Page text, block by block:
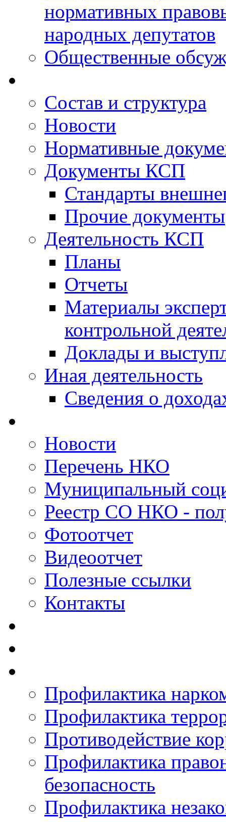
нормативных
народных депутатов
Общественные
Состав и структура
Новости
Нормативные
Документы КСП
Стандарты
Прочие документы
Деятельность КСП
Планы
Отчеты
Материалы
контрольной
Доклады и
Иная деятельность
Сведения о
Новости
Перечень НКО
Муниципальный
Реестр СО НКО -
Фотоотчет
Видеоотчет
Полезные ссылки
Контакты
Профилактика
Профилактика
Противодействие
Профилактика
безопасность
Профилактика